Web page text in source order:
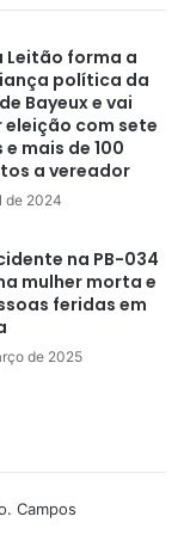
Leitão forma a
política da
Bayeux e vai
com sete
mais de 100
a vereador
de 2024
na PB-034
mulher morta e
feridas em
de 2025
Campos